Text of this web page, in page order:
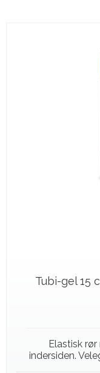
Tubi-gel 15
Elastisk
indersiden.